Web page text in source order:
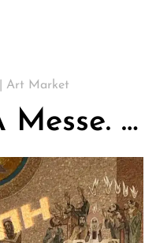
Art Market
This Is Not A Messe. Über Kirchen, Kunst & die Suche nach Gemeinschaft